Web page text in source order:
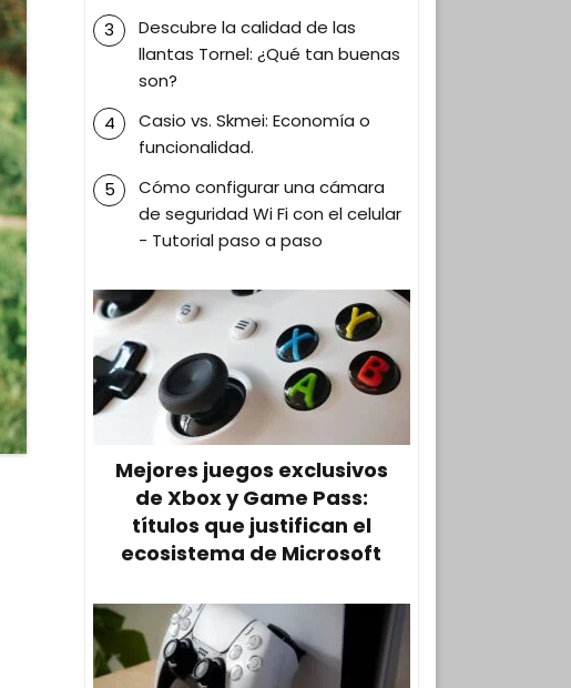
Descubre la calidad de las
llantas Tornel: ¿Qué tan buenas
son?
Casio vs. Skmei: Economía o
funcionalidad.
Cómo configurar una cámara
de seguridad Wi Fi con el celular
- Tutorial paso a paso
Mejores juegos exclusivos
de Xbox y Game Pass:
títulos que justifican el
ecosistema de Microsoft